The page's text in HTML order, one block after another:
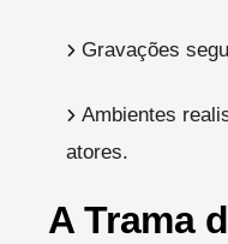
Gravações
Ambientes
atores.
A Trama